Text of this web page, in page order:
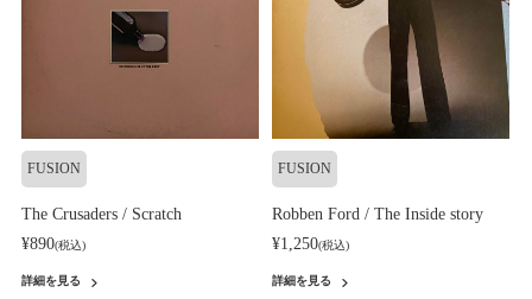
FUSION
The Crusaders / Scratch
¥890(税込)
詳細を見る
FUSION
Robben Ford / The Inside story
¥1,250(税込)
詳細を見る